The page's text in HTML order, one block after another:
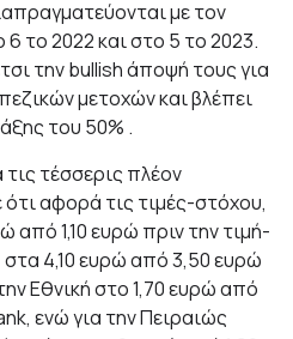
με τον
6 το 2022 και στο 5 το 2023.
την bullish άποψή τους για
μετοχών και βλέπει
του 50% .
τις τέσσερις πλέον
αφορά τις τιμές-στόχου,
από 1,10 ευρώ πριν την τιμή-
στα 4,10 ευρώ από 3,50 ευρώ
Εθνική στο 1,70 ευρώ από
ενώ για την Πειραιώς